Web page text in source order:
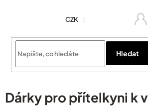
CZK
Hledat
Dárky pro přítelkyni k